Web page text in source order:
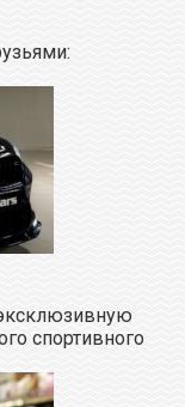
спортивного